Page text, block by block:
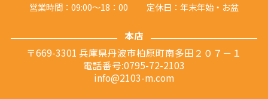
営業時間：09:00～18：00 定休日：年末年始・お盆
本店
〒669-3301 兵庫県丹波市柏原町南多田２０７－１
電話番号:0795-72-2103
info@2103-m.com